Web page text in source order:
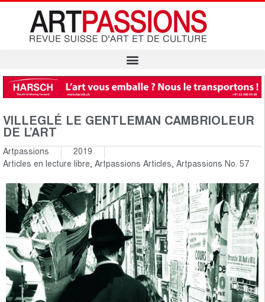
VILLEGLÉ LE GENTLEMAN CAMBRIOLEUR
DE L’ART
Artpassions
2019
Articles en lecture libre, Artpassions Articles, Artpassions No. 57